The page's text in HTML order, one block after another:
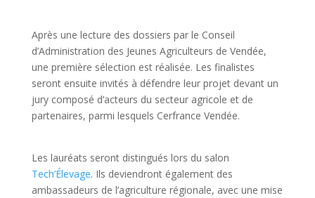
Après une lecture des dossiers par le Conseil
d’Administration des Jeunes Agriculteurs de Vendée,
une première sélection est réalisée. Les finalistes
seront ensuite invités à défendre leur projet devant un
jury composé d’acteurs du secteur agricole et de
partenaires, parmi lesquels Cerfrance Vendée.
Les lauréats seront distingués lors du salon
Tech’Élevage. Ils deviendront également des
ambassadeurs de l’agriculture régionale, avec une mise